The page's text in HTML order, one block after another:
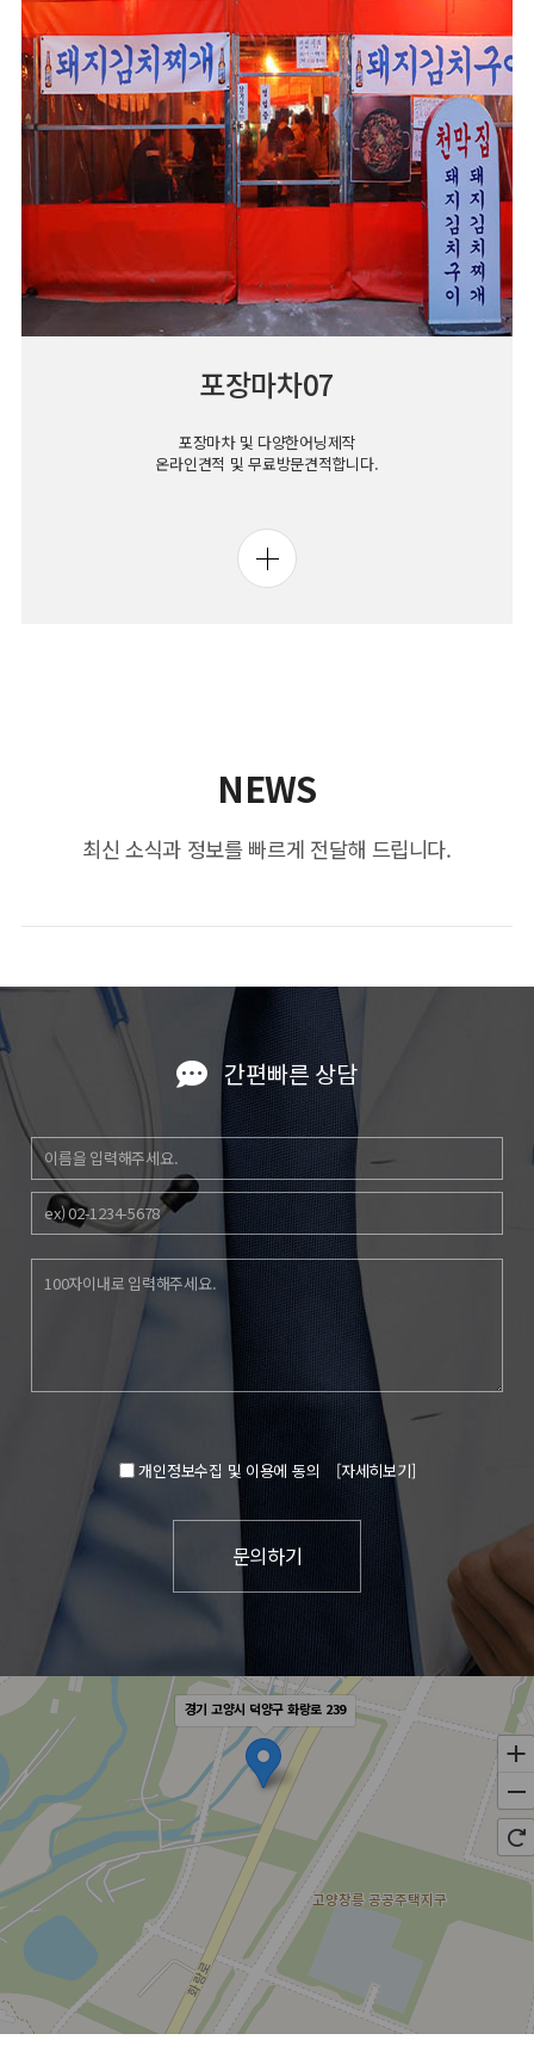
포장마차07
포장마차 및 다양한어닝제작
온라인견적 및 무료방문견적합니다.
NEWS
최신 소식과 정보를 빠르게 전달해 드립니다.
간편빠른 상담
개인정보수집 및 이용에 동의 [자세히보기]
경기 고양시 덕양구 화랑로 239